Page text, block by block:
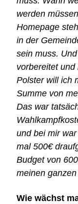
werden
Homepage
in der
sein muss.
vorbereitet
Polster will ich
Summe von
Das war
und bei mir
mal 500€
Budget von
meinen
Wie wächst